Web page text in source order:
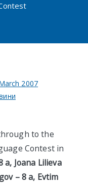
2007
to the
Contest in
а, Joana Lilieva
– 8 а, Evtim